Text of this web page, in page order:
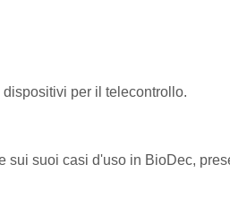
per il telecontrollo.
sui suoi casi d'uso in BioDec,